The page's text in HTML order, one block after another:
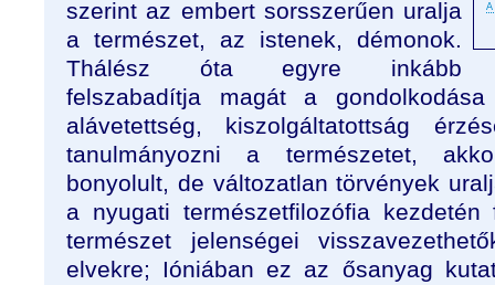
A
szerint az embert sorsszerűen uralja
a természet, az istenek, démonok.
Thálész óta egyre inkább
felszabadítja magát a
alávetettség, kiszolgáltatottság
tanulmányozni a természetet,
bonyolult, de változatlan törvények
a nyugati természetfilozófia kezdetén
természet jelenségei
elvekre; Ióniában ez az ősanyag